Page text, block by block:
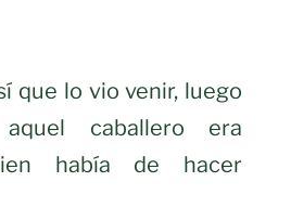
que lo vio venir, luego
caballero era
había de hacer